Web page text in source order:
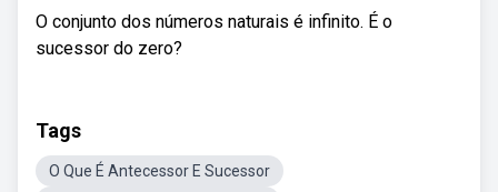
O conjunto dos números naturais é infinito. É o
sucessor do zero?
Tags
O Que É Antecessor E Sucessor